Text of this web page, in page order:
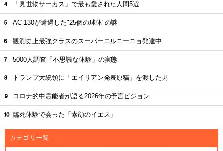
「見世物サーカス」で最も愛された人間5選
AC-130が遭遇した"25個の球体"の謎
観測史上最強クラスのスーパーエルニーニョ発達中
5000人調査「不思議な体験」の実態
トランプ大統領に「エイリアン発表原稿」を渡した男
コロナ的中霊能者が語る2026年の予言ビジョン
臨死体験で会った「素顔のイエス」
カテゴリ一覧